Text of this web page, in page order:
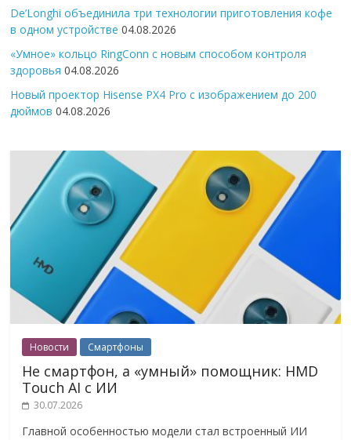
De’Longhi объединила три технологии приготовления кофе
в одном устройстве 04.08.2026
«Умное» кольцо RingConn с новым способом контроля
здоровья 04.08.2026
Новый проектор Hisense PX4 Pro с изображением до 200
дюймов 04.08.2026
Новости Смартфоны
Не смартфон, а «умный» помощник: HMD
Touch AI с ИИ
30.07.2026
Главной особенностью модели стал встроенный ИИ